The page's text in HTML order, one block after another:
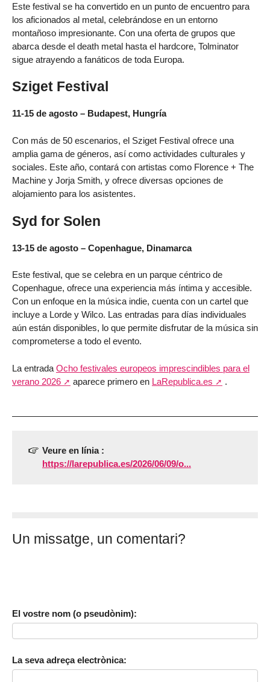
Este festival se ha convertido en un punto de encuentro para
los aficionados al metal, celebrándose en un entorno
montañoso impresionante. Con una oferta de grupos que
abarca desde el death metal hasta el hardcore, Tolminator
sigue atrayendo a fanáticos de toda Europa.
Sziget Festival
11-15 de agosto – Budapest, Hungría
Con más de 50 escenarios, el Sziget Festival ofrece una
amplia gama de géneros, así como actividades culturales y
sociales. Este año, contará con artistas como Florence + The
Machine y Jorja Smith, y ofrece diversas opciones de
alojamiento para los asistentes.
Syd for Solen
13-15 de agosto – Copenhague, Dinamarca
Este festival, que se celebra en un parque céntrico de
Copenhague, ofrece una experiencia más íntima y accesible.
Con un enfoque en la música indie, cuenta con un cartel que
incluye a Lorde y Wilco. Las entradas para días individuales
aún están disponibles, lo que permite disfrutar de la música sin
comprometerse a todo el evento.
La entrada Ocho festivales europeos imprescindibles para el
verano 2026
aparece primero en LaRepublica.es .
Veure en línia :
https://larepublica.es/2026/06/09/o...
Un missatge, un comentari?
El vostre nom (o pseudònim):
La seva adreça electrònica: